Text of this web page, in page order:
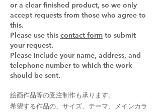
or a clear finished product, so we only
accept requests from those who agree to
this.
Please use this contact form to submit
your request.
Please include your name, address, and
telephone number to which the work
should be sent.
絵画作品等の受注制作も承ります。
希望する作品の、サイズ、テーマ、メインカラ